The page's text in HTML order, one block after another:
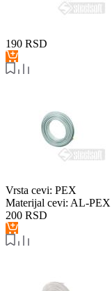
190 RSD
Vrsta cevi: PEX
Materijal cevi: AL-PEX
200 RSD